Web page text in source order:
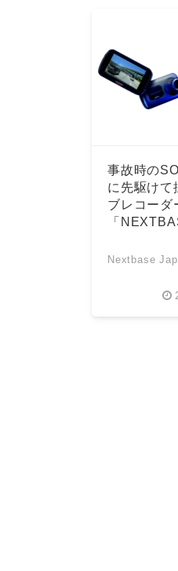
事故時の
に先駆けて
ブレコーダ
「
Nextbase